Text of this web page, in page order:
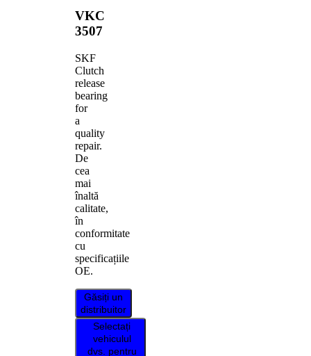
VKC
3507
SKF
Clutch
release
bearing
for
a
quality
repair.
De
cea
mai
înaltă
calitate,
în
conformitate
cu
specificațiile
OE.
Găsiți un
distribuitor
Selectați
vehiculul
dvs. pentru